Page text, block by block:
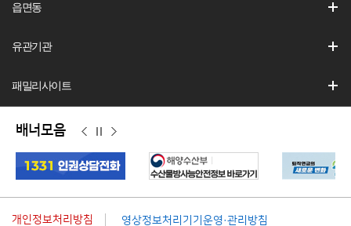
읍면동
유관기관
패밀리사이트
배너모음
전 지 음
개인정보처리방침 영상정보처리기기운영·관리방침